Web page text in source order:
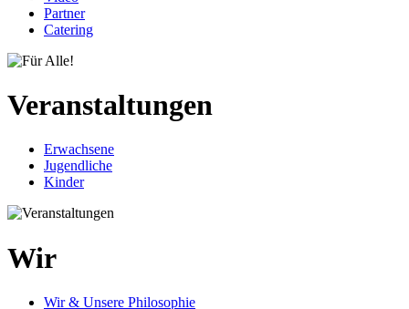
Partner
Catering
Veranstaltungen
Erwachsene
Jugendliche
Kinder
Wir
Wir & Unsere Philosophie